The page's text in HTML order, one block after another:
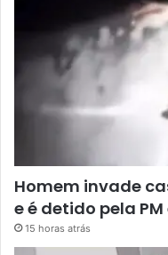
Homem invade
e é detido pela
15 horas atrás